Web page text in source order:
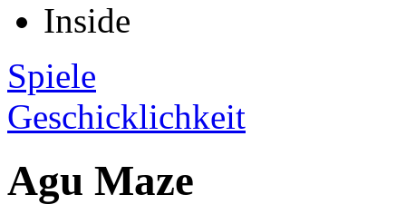
Inside
Spiele
Geschicklichkeit
Agu Maze